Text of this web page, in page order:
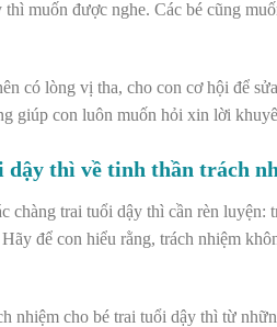
muốn được nghe. Các bé cũng
có lòng vị tha, cho con cơ hội để
giúp con luôn muốn hỏi xin lời
dậy thì về tinh thần trách
chàng trai tuổi dậy thì cần rèn
để con hiểu rằng, trách nhiệm
nhiệm cho bé trai tuổi dậy thì từ